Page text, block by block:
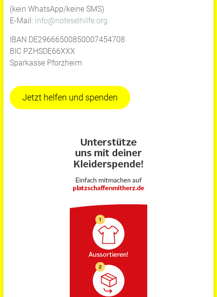
(kein WhatsApp/keine SMS)
E-Mail: info@noteselhilfe.org
IBAN DE29666500850007454708
BIC PZHSDE66XXX
Sparkasse Pforzheim
Jetzt helfen und spenden